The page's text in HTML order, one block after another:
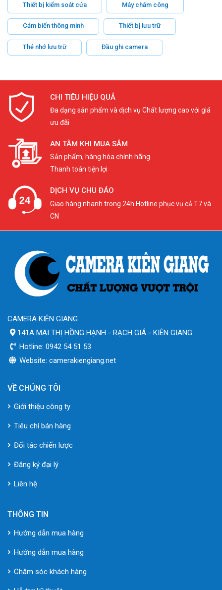
Thiết bị kiểm soát cửa Máy chấm công
Cảm biến thông minh Thiết bị lưu trữ
Thẻ nhớ lưu trữ Đầu ghi camera
CHI TIÊU HIỆU QUẢ
Đa dạng sản phẩm và dịch vụ Chất lượng cao với giá
ưu đãi
AN TÂM KHI MUA SẮM
Sản phẩm, hàng hóa chính hãng
Thanh toán tiện lợi
DỊCH VỤ CHU ĐÁO
Giao hàng nhanh trong 24h Hotline phục vụ cả T7 và
CN
CAMERA KIÊN GIANG
141A MAI THỊ HỒNG HẠNH - RẠCH GIÁ - KIÊN GIANG
Hotline: 0942 54 51 53
Website: camerakiengiang.net
VỀ CHÚNG TÔI
Giới thiệu công ty
Tiêu chí bán hàng
Đối tác chiến lược
Đăng ký đại lý
Liên hệ
THÔNG TIN
Hướng dẫn mua hàng
Hướng dẫn mua hàng
Chăm sóc khách hàng